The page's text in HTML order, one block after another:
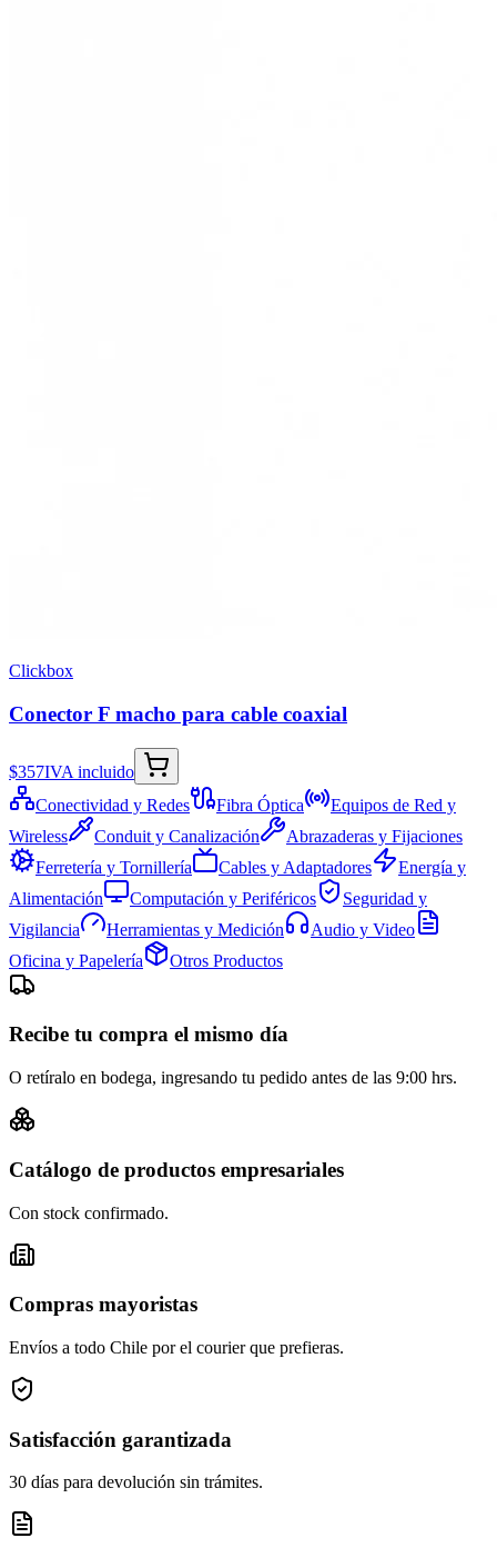
Clickbox
Conector F macho para cable coaxial
$357IVA incluido
Conectividad y Redes
Fibra Óptica
Equipos de Red y
Wireless
Conduit y Canalización
Abrazaderas y Fijaciones
Ferretería y Tornillería
Cables y Adaptadores
Energía y
Alimentación
Computación y Periféricos
Seguridad y
Vigilancia
Herramientas y Medición
Audio y Video
Oficina y Papelería
Otros Productos
Recibe tu compra el mismo día
O retíralo en bodega, ingresando tu pedido antes de las 9:00 hrs.
Catálogo de productos empresariales
Con stock confirmado.
Compras mayoristas
Envíos a todo Chile por el courier que prefieras.
Satisfacción garantizada
30 días para devolución sin trámites.